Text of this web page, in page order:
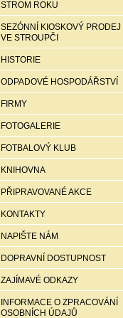
STROM ROKU
SEZÓNNÍ KIOSKOVÝ PRODEJ
VE STROUPČI
HISTORIE
ODPADOVÉ HOSPODÁŘSTVÍ
FIRMY
FOTOGALERIE
FOTBALOVÝ KLUB
KNIHOVNA
PŘIPRAVOVANÉ AKCE
KONTAKTY
NAPIŠTE NÁM
DOPRAVNÍ DOSTUPNOST
ZAJÍMAVÉ ODKAZY
INFORMACE O ZPRACOVÁNÍ
OSOBNÍCH ÚDAJŮ